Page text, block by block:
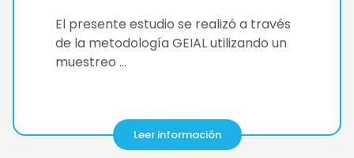
El presente estudio se realizó a través
de la metodología GEIAL utilizando un
muestreo …
Leer información